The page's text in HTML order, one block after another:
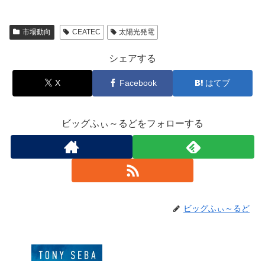
市場動向 CEATEC 太陽光発電
シェアする
X Facebook はてブ
ビッグふぃ～るどをフォローする
ビッグふぃ～るど